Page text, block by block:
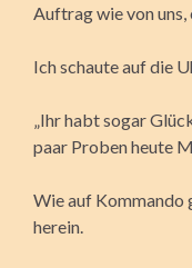
Auftrag wie von uns,
Ich schaute auf die
„Ihr habt sogar
paar Proben heute
Wie auf Kommando
herein.